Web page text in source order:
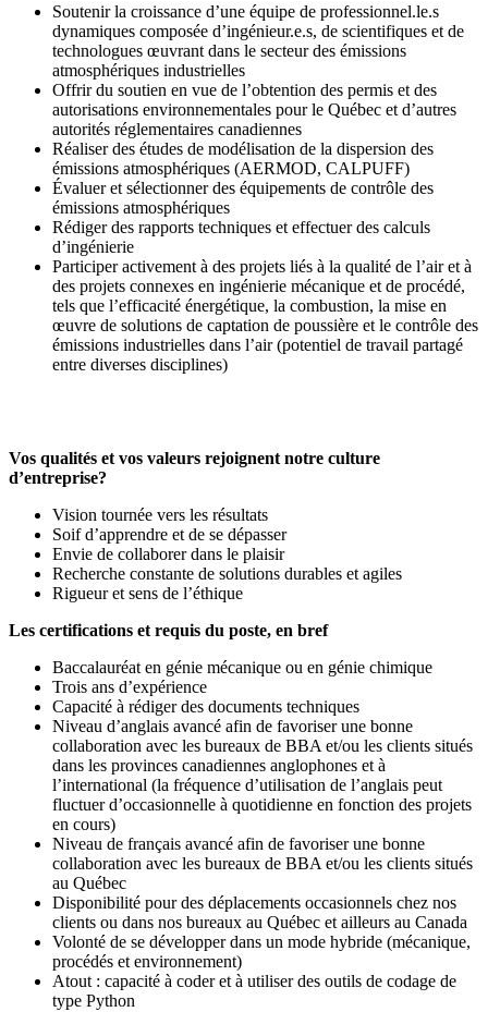
Soutenir la croissance d’une équipe de professionnel.le.s
dynamiques composée d’ingénieur.e.s, de scientifiques et de
technologues œuvrant dans le secteur des émissions
atmosphériques industrielles
Offrir du soutien en vue de l’obtention des permis et des
autorisations environnementales pour le Québec et d’autres
autorités réglementaires canadiennes
Réaliser des études de modélisation de la dispersion des
émissions atmosphériques (AERMOD, CALPUFF)
Évaluer et sélectionner des équipements de contrôle des
émissions atmosphériques
Rédiger des rapports techniques et effectuer des calculs
d’ingénierie
Participer activement à des projets liés à la qualité de l’air et à
des projets connexes en ingénierie mécanique et de procédé,
tels que l’efficacité énergétique, la combustion, la mise en
œuvre de solutions de captation de poussière et le contrôle des
émissions industrielles dans l’air (potentiel de travail partagé
entre diverses disciplines)
Vos qualités et vos valeurs rejoignent notre culture
d’entreprise?
Vision tournée vers les résultats
Soif d’apprendre et de se dépasser
Envie de collaborer dans le plaisir
Recherche constante de solutions durables et agiles
Rigueur et sens de l’éthique
Les certifications et requis du poste, en bref
Baccalauréat en génie mécanique ou en génie chimique
Trois ans d’expérience
Capacité à rédiger des documents techniques
Niveau d’anglais avancé afin de favoriser une bonne
collaboration avec les bureaux de BBA et/ou les clients situés
dans les provinces canadiennes anglophones et à
l’international (la fréquence d’utilisation de l’anglais peut
fluctuer d’occasionnelle à quotidienne en fonction des projets
en cours)
Niveau de français avancé afin de favoriser une bonne
collaboration avec les bureaux de BBA et/ou les clients situés
au Québec
Disponibilité pour des déplacements occasionnels chez nos
clients ou dans nos bureaux au Québec et ailleurs au Canada
Volonté de se développer dans un mode hybride (mécanique,
procédés et environnement)
Atout : capacité à coder et à utiliser des outils de codage de
type Python